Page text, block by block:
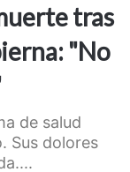
tras
"No
de salud
Sus dolores